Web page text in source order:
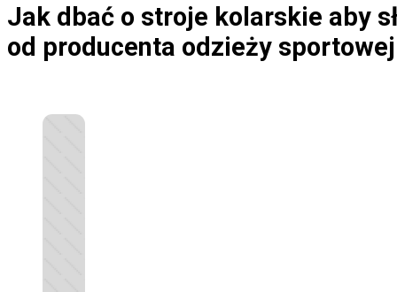
Jak dbać o stroje kolarskie aby
od producenta odzieży sportowej